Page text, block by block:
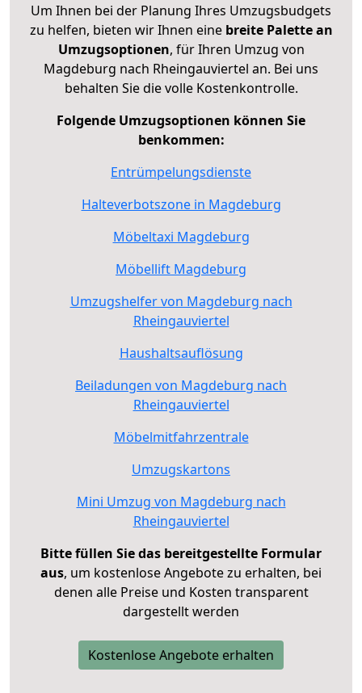
Um Ihnen bei der Planung Ihres Umzugsbudgets
zu helfen, bieten wir Ihnen eine breite Palette an
Umzugsoptionen, für Ihren Umzug von
Magdeburg nach Rheingauviertel an. Bei uns
behalten Sie die volle Kostenkontrolle.
Folgende Umzugsoptionen können Sie
benkommen:
Entrümpelungsdienste
Halteverbotszone in Magdeburg
Möbeltaxi Magdeburg
Möbellift Magdeburg
Umzugshelfer von Magdeburg nach
Rheingauviertel
Haushaltsauflösung
Beiladungen von Magdeburg nach
Rheingauviertel
Möbelmitfahrzentrale
Umzugskartons
Mini Umzug von Magdeburg nach
Rheingauviertel
Bitte füllen Sie das bereitgestellte Formular
aus, um kostenlose Angebote zu erhalten, bei
denen alle Preise und Kosten transparent
dargestellt werden
Kostenlose Angebote erhalten